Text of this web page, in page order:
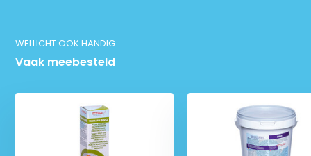
WELLICHT OOK HANDIG
Vaak meebesteld